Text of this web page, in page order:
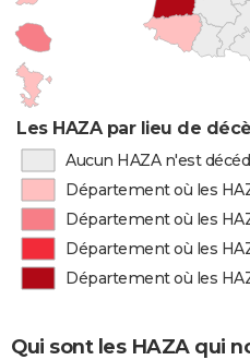
Les HAZA par lieu de
Aucun HAZA n'est
Département où les
Département où les
Département où les
Département où les
Qui sont les HAZA qui